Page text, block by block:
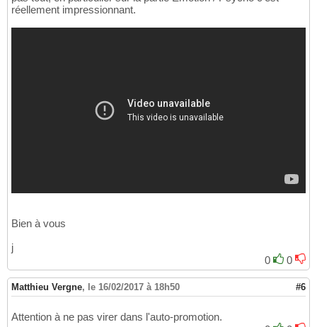
réellement impressionnant.
Bien à vous
j
0
0
Matthieu Vergne, le 16/02/2017 à 18h50 #6
Attention à ne pas virer dans l'auto-promotion.